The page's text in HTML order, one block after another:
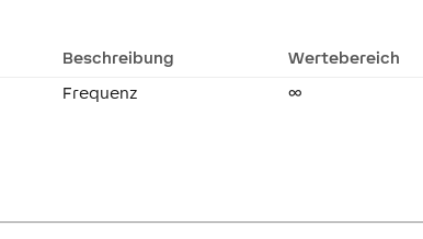
Beschreibung
Wertebereich
Frequenz ∞